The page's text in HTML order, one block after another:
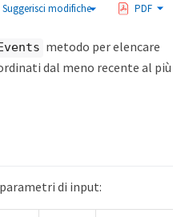
Suggerisci modifiche PDF
metodo per elencare
dal meno recente al più
di input: